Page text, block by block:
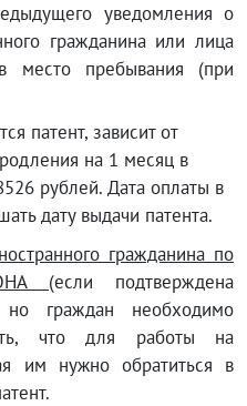
уведомления о
гражданина или лица
место пребывания (при
патент, зависит от
на 1 месяц в
рублей. Дата оплаты в
дату выдачи патента.
гражданина по
(если подтверждена
но граждан необходимо
что для работы на
им нужно обратиться в